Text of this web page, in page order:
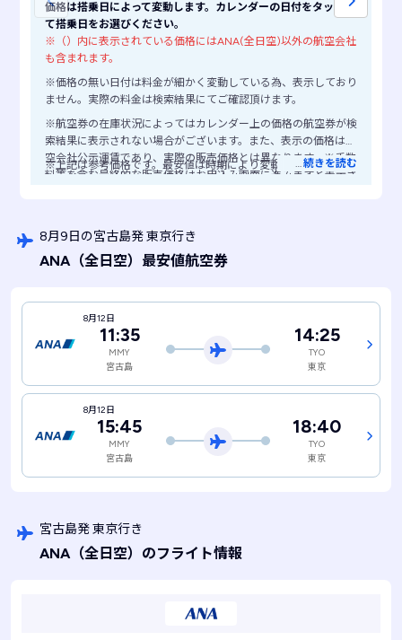
価格は搭乗日によって変動します。カレンダーの日付をタップし
て搭乗日をお選びください。
※（）内に表示されている価格にはANA(全日空)以外の航空会社
も含まれます。
※価格の無い日付は料金が細かく変動している為、表示しており
ません。実際の料金は検索結果にてご確認頂けます。
※航空券の在庫状況によってはカレンダー上の価格の航空券が検
索結果に表示されない場合がございます。また、表示の価格は航
空会社公示運賃であり、実際の販売価格とは異なります。※手数
料等を含む最終的な販売価格はお申込み画面に進みますと表示さ
※上記は参考価格です。最安値は時期により変動します。
…続きを読む
8月9日の宮古島発 東京行き
ANA（全日空） 最安値航空券
8月12日
11:35
MMY
宮古島
14:25
TYO
東京
8月12日
15:45
MMY
宮古島
18:40
TYO
東京
宮古島発 東京行き
ANA（全日空） のフライト情報